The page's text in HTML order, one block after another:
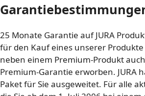
25 Monate Garantie auf JURA
für den Kauf eines unserer
neben einem Premium-Produkt
Premium-Garantie erworben. JURA
Paket für Sie ausgeweitet. Für alle